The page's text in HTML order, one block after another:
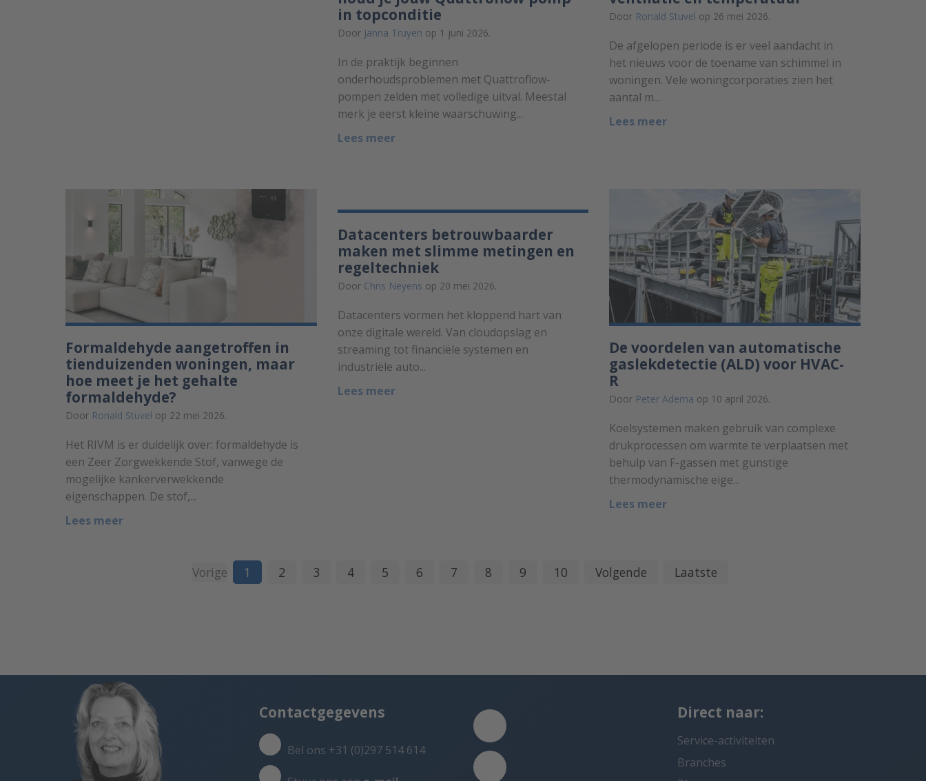
in topconditie
Door Janna Truyen op 1 juni 2026.
In de praktijk beginnen
onderhoudsproblemen met Quattroflow-
pompen zelden met volledige uitval. Meestal
merk je eerst kleine waarschuwing...
Lees meer
Door Ronald Stuvel op 26 mei 2026.
De afgelopen periode is er veel aandacht in
het nieuws voor de toename van schimmel in
woningen. Vele woningcorporaties zien het
aantal m...
Lees meer
Formaldehyde aangetroffen in
tienduizenden woningen, maar
hoe meet je het gehalte
formaldehyde?
Door Ronald Stuvel op 22 mei 2026.
Het RIVM is er duidelijk over: formaldehyde is
een Zeer Zorgwekkende Stof, vanwege de
mogelijke kankerverwekkende
eigenschappen. De stof,...
Lees meer
Datacenters betrouwbaarder
maken met slimme metingen en
regeltechniek
Door Chris Neyens op 20 mei 2026.
Datacenters vormen het kloppend hart van
onze digitale wereld. Van cloudopslag en
streaming tot financiële systemen en
industriële auto...
Lees meer
De voordelen van automatische
gaslekdetectie (ALD) voor HVAC-
R
Door Peter Adema op 10 april 2026.
Koelsystemen maken gebruik van complexe
drukprocessen om warmte te verplaatsen met
behulp van F-gassen met gunstige
thermodynamische eige...
Lees meer
Vorige 1 2 3 4 5 6 7 8 9 10 Volgende Laatste
Contactgegevens
Bel ons +31 (0)297 514 614
Direct naar:
Service-activiteiten
Branches